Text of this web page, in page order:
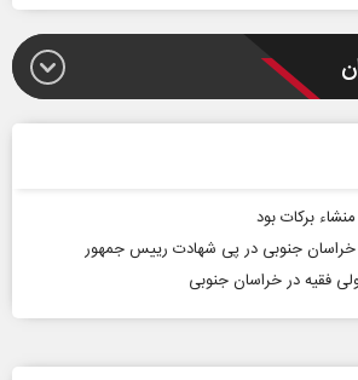
برکات بود
خراسان جنوبی در پی شهادت رییس جمهور
فقیه در خراسان جنوبی